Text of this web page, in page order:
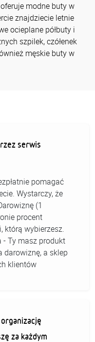
modne buty w
znajdziecie letnie
ocieplane półbuty i
szpilek, czółenek
męskie buty w
serwis
pomagać
Wystarczy, że
(1
procent
którą wybierzesz.
- Ty masz produkt
darowiznę, a sklep
klientów
za każdym